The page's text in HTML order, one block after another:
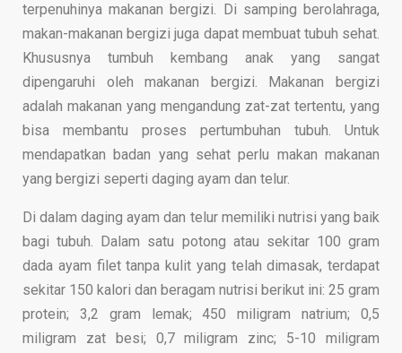
terpenuhinya makanan bergizi.
Di samping berolahraga,
makan-makanan bergizi juga dapat membuat tubuh sehat.
Khususnya tumbuh kembang anak yang sangat
dipengaruhi oleh makanan bergizi. Makanan bergizi
adalah makanan yang mengandung zat-zat tertentu, yang
bisa membantu proses pertumbuhan tubuh. Untuk
mendapatkan badan yang sehat perlu makan makanan
yang bergizi seperti daging ayam dan telur.
Di dalam daging ayam dan telur memiliki nutrisi yang baik
bagi tubuh. Dalam satu potong atau sekitar 100 gram
dada ayam filet tanpa kulit yang telah dimasak, terdapat
sekitar 150 kalori dan beragam nutrisi berikut ini: 25 gram
protein; 3,2 gram lemak; 450 miligram natrium; 0,5
miligram zat besi; 0,7 miligram zinc; 5-10 miligram